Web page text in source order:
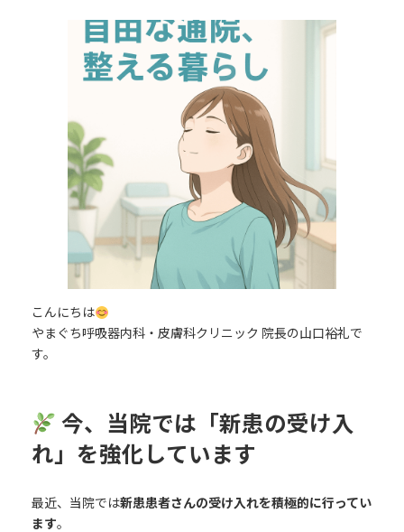
更
新
日
時
:
こんにちは
やまぐち呼吸器内科・皮膚科クリニック 院長の山口裕礼で
す。
今、当院では「新患の受け入
れ」を強化しています
最近、当院では新患患者さんの受け入れを積極的に行ってい
ます。